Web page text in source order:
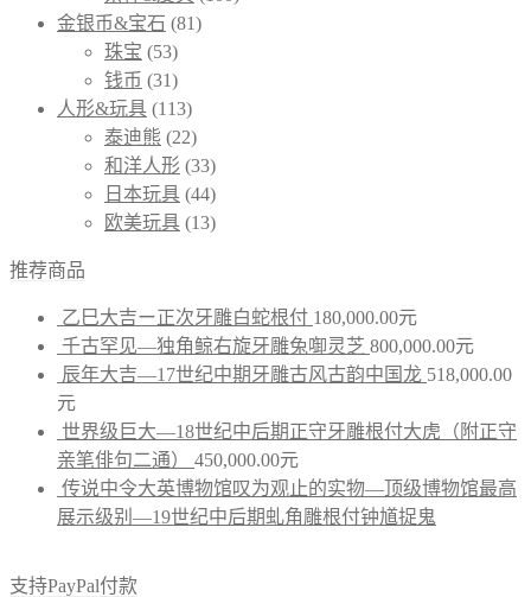
金银币&宝石 (81)
珠宝 (53)
钱币 (31)
人形&玩具 (113)
泰迪熊 (22)
和洋人形 (33)
日本玩具 (44)
欧美玩具 (13)
推荐商品
乙巳大吉ー正次牙雕白蛇根付 180,000.00元
千古罕见—独角鲸右旋牙雕兔啣灵芝 800,000.00元
辰年大吉—17世纪中期牙雕古风古韵中国龙 518,000.00
元
世界级巨大—18世纪中后期正守牙雕根付大虎（附正守
亲笔俳句二通）
450,000.00元
传说中令大英博物馆叹为观止的实物—顶级博物馆最高
展示级别—19世纪中后期虬角雕根付钟馗捉鬼
支持PayPal付款